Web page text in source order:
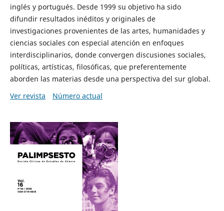
inglés y portugués. Desde 1999 su objetivo ha sido
difundir resultados inéditos y originales de
investigaciones provenientes de las artes, humanidades y
ciencias sociales con especial atención en enfoques
interdisciplinarios, donde convergen discusiones sociales,
políticas, artísticas, filosóficas, que preferentemente
aborden las materias desde una perspectiva del sur global.
Ver revista
Número actual